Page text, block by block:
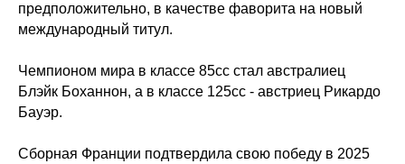
предположительно, в качестве фаворита на новый
международный титул.
Чемпионом мира в классе 85сс стал австралиец
Блэйк Боханнон, а в классе 125сс - австриец Рикардо
Бауэр.
Сборная Франции подтвердила свою победу в 2025